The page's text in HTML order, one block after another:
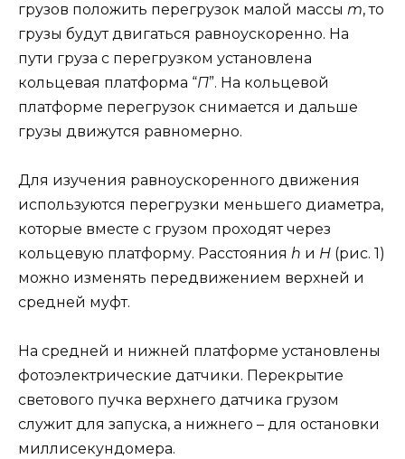
грузов положить перегрузок малой массы m, то
грузы будут двигаться равноускоренно. На
пути груза с перегрузком установлена
кольцевая платформа “П”. На кольцевой
платформе перегрузок снимается и дальше
грузы движутся равномерно.
Для изучения равноускоренного движения
используются перегрузки меньшего диаметра,
которые вместе с грузом проходят через
кольцевую платформу. Расстояния h и H (рис. 1)
можно изменять передвижением верхней и
средней муфт.
На средней и нижней платформе установлены
фотоэлектрические датчики. Перекрытие
светового пучка верхнего датчика грузом
служит для запуска, а нижнего – для остановки
миллисекундомера.